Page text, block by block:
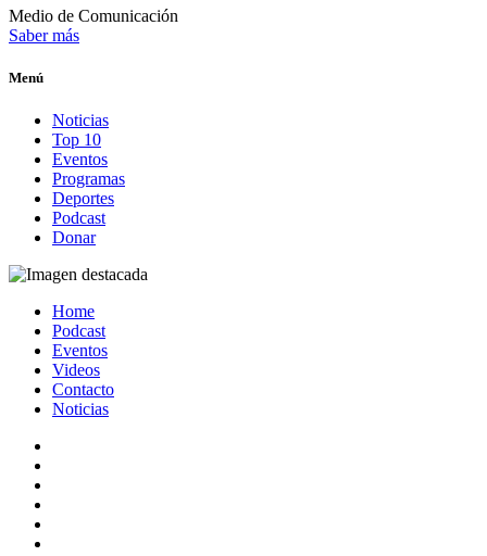
Medio de Comunicación
Saber más
Menú
Noticias
Top 10
Eventos
Programas
Deportes
Podcast
Donar
Home
Podcast
Eventos
Videos
Contacto
Noticias